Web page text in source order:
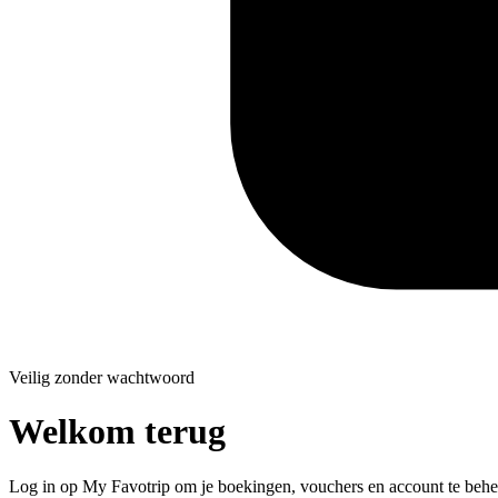
Veilig zonder wachtwoord
Welkom terug
Log in op My Favotrip om je boekingen, vouchers en account te